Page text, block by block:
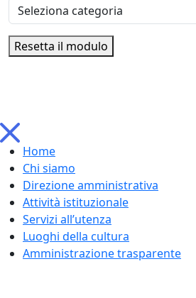
Resetta il modulo
Home
Chi siamo
Direzione amministrativa
Attività istituzionale
Servizi all’utenza
Luoghi della cultura
Amministrazione trasparente